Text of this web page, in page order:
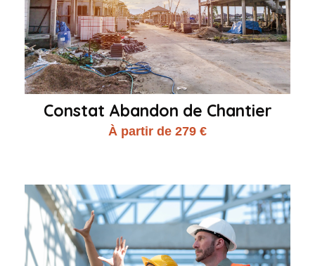
Constat Abandon de Chantier
À partir de 279 €